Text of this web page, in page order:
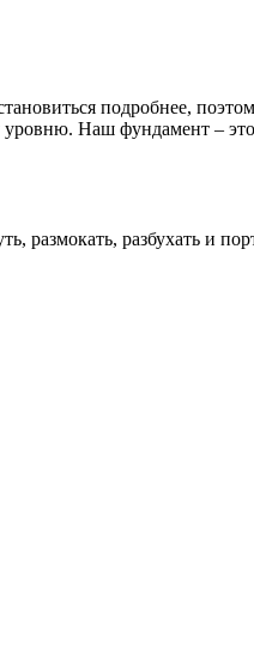
подробнее,
Наш фундамент –
размокать, разбухать и